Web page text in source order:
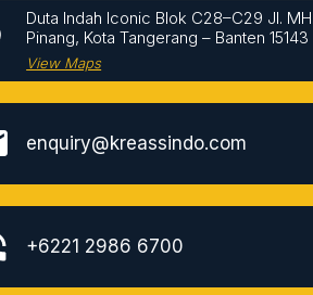
Duta Indah Iconic Blok C28–C29 Jl.
Pinang, Kota Tangerang – Banten 15143
View Maps
enquiry@kreassindo.com
+6221 2986 6700